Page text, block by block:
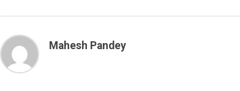
Mahesh Pandey